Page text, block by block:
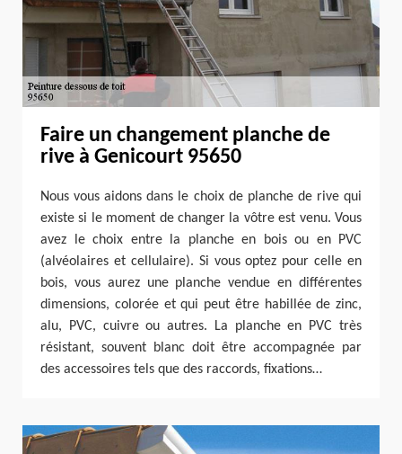
Faire un changement planche de
rive à Genicourt 95650
Nous vous aidons dans le choix de planche de rive qui
existe si le moment de changer la vôtre est venu. Vous
avez le choix entre la planche en bois ou en PVC
(alvéolaires et cellulaire). Si vous optez pour celle en
bois, vous aurez une planche vendue en différentes
dimensions, colorée et qui peut être habillée de zinc,
alu, PVC, cuivre ou autres. La planche en PVC très
résistant, souvent blanc doit être accompagnée par
des accessoires tels que des raccords, fixations…